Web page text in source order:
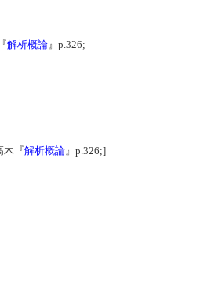
解析概論 』p.326;
木『解析概論 』p.326;]